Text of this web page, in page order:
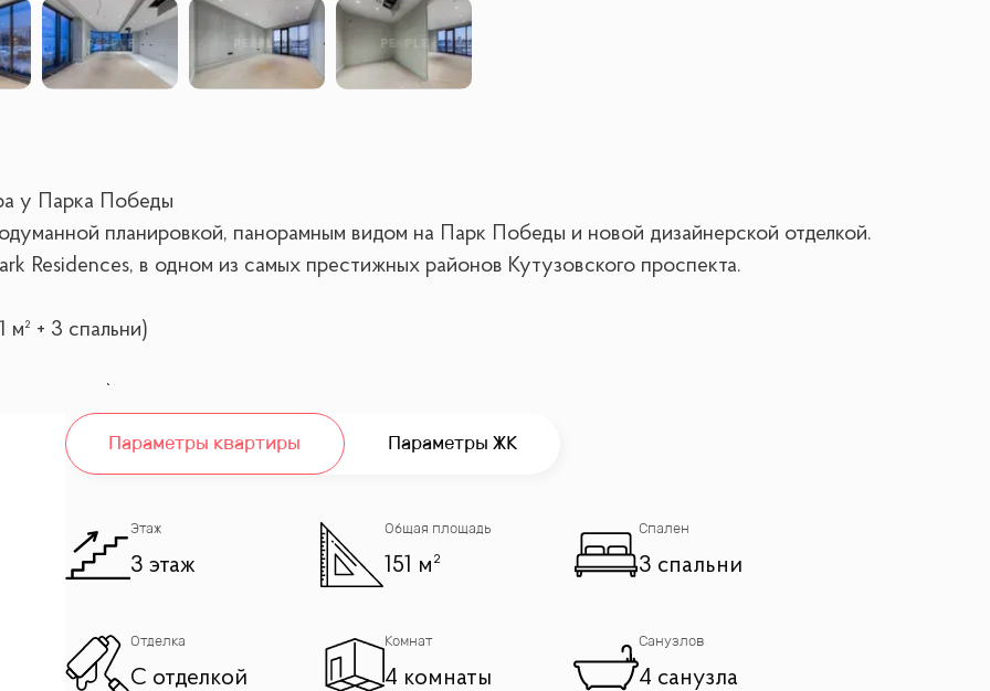
у Парка Победы
планировкой, панорамным видом на Парк Победы и новой дизайнерской отделкой.
Residences, в одном из самых престижных районов Кутузовского проспекта.
м² + 3 спальни)
гостевая)
(неоклассика с акцентами ар-деко)
для жизни, общения и приема гостей
10 м² + ванная комната 14 м²
4 м²
5 м²
Параметры квартиры Параметры ЖК
Этаж
3 этаж
Общая площадь
151 м²
Спален
3 спальни
Отделка
С отделкой
Комнат
4 комнаты
Санузлов
4 санузла